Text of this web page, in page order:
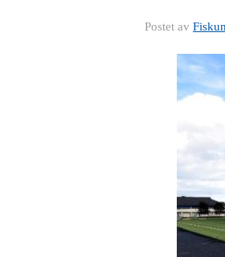
Postet av